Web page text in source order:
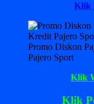
Klik
Promo Diskon
Pajero Sport
Klik
Klik